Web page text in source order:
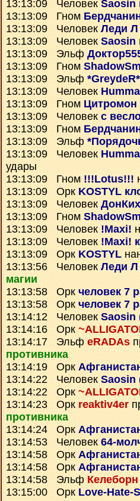
13:13:09 Человек Saosin
13:13:09 Гном
13:13:09 Человек Леди Л
13:13:09 Человек Saosin
13:13:09 Эльф
13:13:09 Гном
13:13:09 Эльф
13:13:09 Человек
13:13:09 Гном Цитромон
13:13:09 Человек с
13:13:09 Гном
13:13:09 Эльф
13:13:09 Человек
удары
13:13:09 Гном !!!Lotus!!!
13:13:09 Орк KOSTYL
13:13:09 Человек
13:13:09 Гном
13:13:09 Человек !Maxi!
13:13:09 Человек !Maxi!
13:13:09 Орк KOSTYL
13:13:56 Человек Леди Л
магии
13:13:58 Орк человек 7
13:13:58 Орк человек 7
13:14:12 Человек Saosin
13:14:16 Орк
13:14:17 Эльф eRADAs
противника
13:14:19 Орк
13:14:22 Человек Saosin
13:14:22 Орк
13:14:23 Орк reaktiv4er
противника
13:14:24 Орк
13:14:53 Человек 64-
13:14:58 Орк
13:14:58 Орк
13:14:58 Эльф Келеборн
13:15:00 Орк Love-Hate-